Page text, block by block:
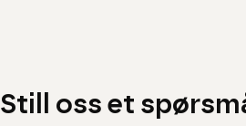
Still oss et